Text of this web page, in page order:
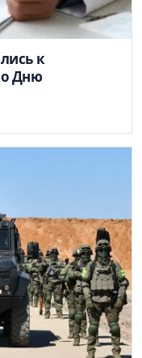
к
Дню